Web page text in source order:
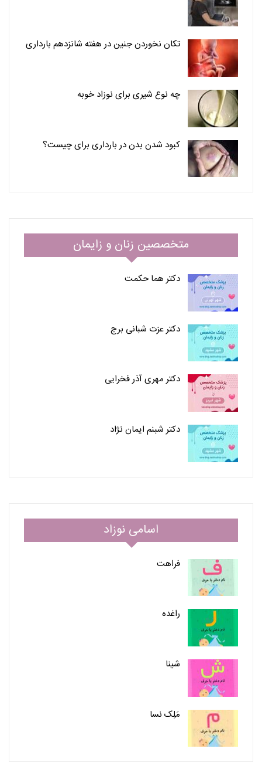
تکان نخوردن جنین در هفته شانزدهم بارداری
چه نوع شیری برای نوزاد خوبه
کبود شدن بدن در بارداری برای چیست؟
متخصصین زنان و زایمان
دکتر هما حکمت
دکتر عزت شبانی برج
دکتر مهری آذر فخرایی
دکتر شبنم ایمان نژاد
اسامی نوزاد
فراهت
راغده
شینا
مَلِک نسا